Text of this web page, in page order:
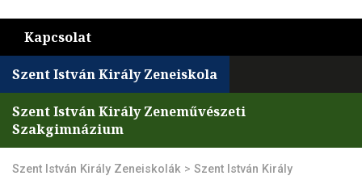
Kapcsolat
Szent István Király Zeneiskola
Szent István Király Zeneművészeti
Szakgimnázium
Szent István Király Zeneiskolák > Szent István Király